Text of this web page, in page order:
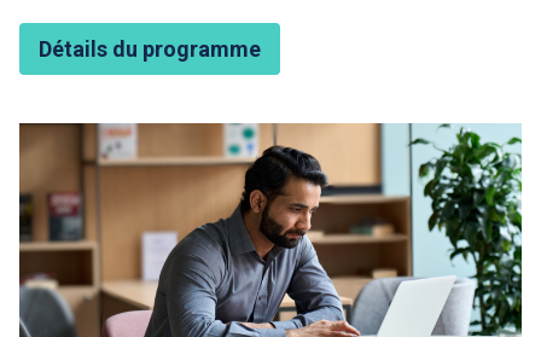
Détails du programme
Featured Image